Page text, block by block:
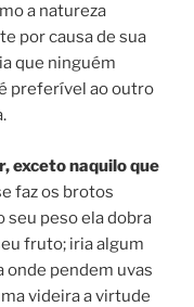
a natureza
por causa de sua
que ninguém
preferível ao outro
exceto naquilo que
faz os brotos
seu peso ela dobra
fruto; iria algum
onde pendem uvas
videira a virtude